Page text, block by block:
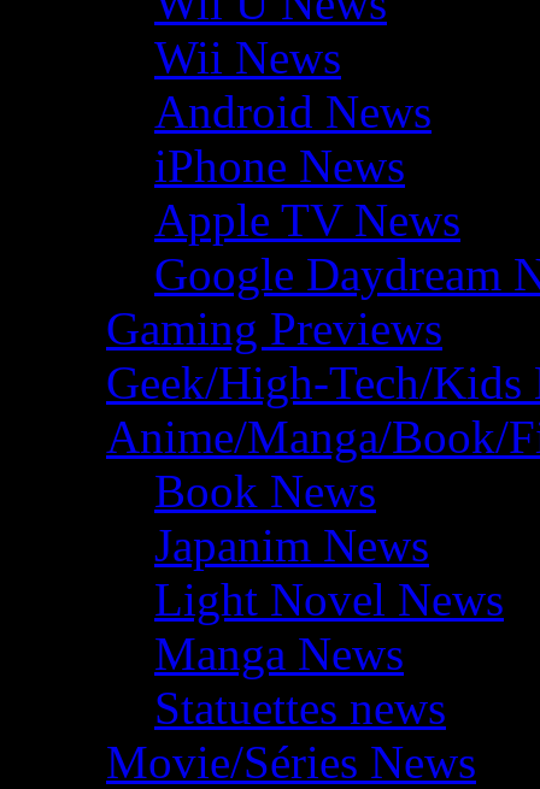
Wii News
Android News
iPhone News
Apple TV News
Google Daydream
Gaming Previews
Geek/High-Tech/Kids
Anime/Manga/Book/
Book News
Japanim News
Light Novel News
Manga News
Statuettes news
Movie/Séries News